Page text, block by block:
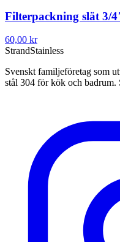
Filterpackning slät 3/
60,00 kr
StrandStainless
Svenskt familjeföretag som
stål 304 för kök och badrum.